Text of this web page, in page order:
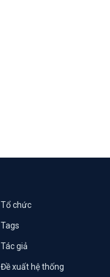
Tổ chức
Tags
Tác giả
Đề xuất hệ thống